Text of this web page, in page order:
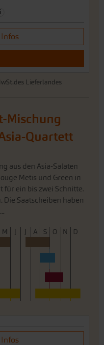
i
Lieferlandes
Mischung
Quartett
aus den Asia-Salaten
Metis und Green in
für ein bis zwei Schnitte.
Die Saatscheiben haben
M J J A S O N
D